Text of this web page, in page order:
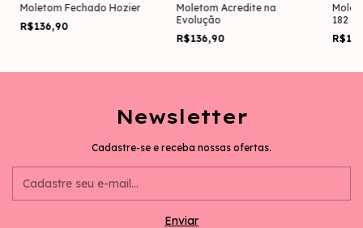
Moletom Fechado Hozier
R$136,90
Moletom Acredite na
Evolução
R$136,90
182
Newsletter
Cadastre-se e receba nossas ofertas.